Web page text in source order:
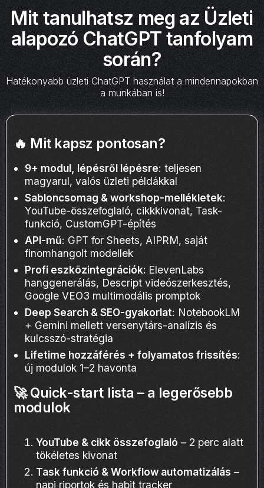
Mit tanulhatsz meg az Üzleti
alapozó ChatGPT tanfolyam
során?
Hatékonyabb üzleti ChatGPT használat a mindennapokban
a munkában is!
🔥 Mit kapsz pontosan?
9+ modul, lépésről lépésre: teljesen
magyarul, valós üzleti példákkal
Sabloncsomag & workshop-mellékletek:
YouTube-összefoglaló, cikkkivonat, Task-
funkció, CustomGPT-építés
API-mű: GPT for Sheets, AIPRM, saját
finomhangolt modellek
Profi eszközintegrációk: ElevenLabs
hanggenerálás, Descript videószerkesztés,
Google VEO3 multimodális promptok
Deep Search & SEO-gyakorlat: NotebookLM
+ Gemini mellett versenytárs-analízis és
kulcsszó-stratégia
Lifetime hozzáférés + folyamatos frissítés:
új modulok 1–2 havonta
🚀 Quick-start lista – a legerősebb
modulok
YouTube & cikk összefoglaló – 2 perc alatt
tökéletes kivonat
Task funkció & Workflow automatizálás –
napi riportok és habit tracker